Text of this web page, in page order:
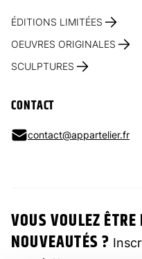
ÉDITIONS LIMITÉES
OEUVRES ORIGINALES
SCULPTURES
CONTACT
contact@appartelier.fr
VOUS VOULEZ
NOUVEAUTÉS ?